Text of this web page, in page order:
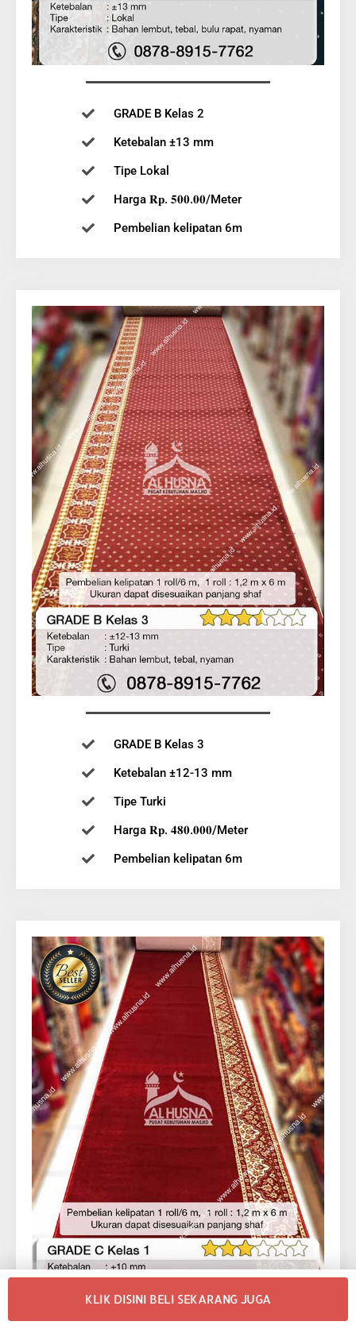
GRADE B Kelas 2
Ketebalan ±13 mm
Tipe Lokal
Harga 𝐑𝐩. 𝟓𝟎𝟎.𝟎𝟎/Meter
Pembelian kelipatan 6m
GRADE B Kelas 3
Ketebalan ±12-13 mm
Tipe Turki
Harga 𝐑𝐩. 𝟒𝟖𝟎.𝟎𝟎𝟎/Meter
Pembelian kelipatan 6m
KLIK DISINI BELI SEKARANG JUGA